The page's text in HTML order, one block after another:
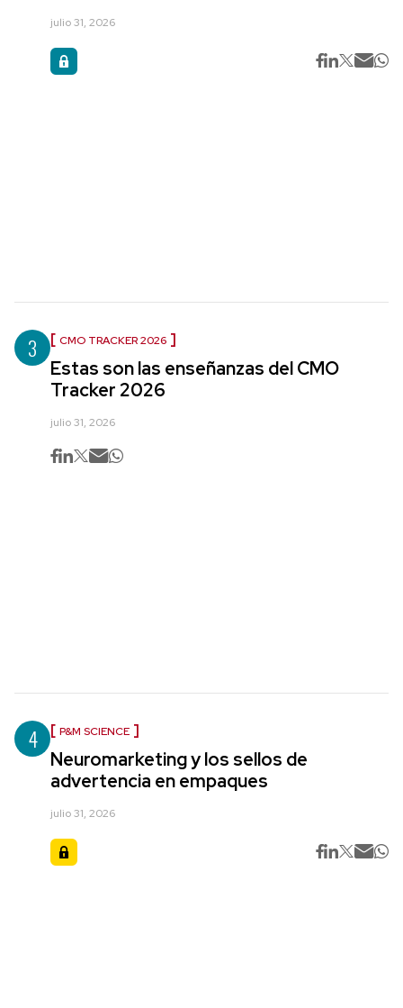
julio 31, 2026
3 CMO TRACKER 2026
Estas son las enseñanzas del CMO
Tracker 2026
julio 31, 2026
4 P&M SCIENCE
Neuromarketing y los sellos de
advertencia en empaques
julio 31, 2026